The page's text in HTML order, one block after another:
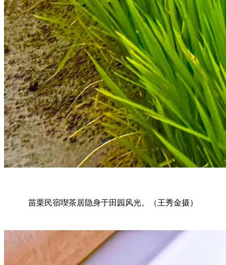
苗栗民宿喫茶居隐身于田园风光。（王秀金摄）